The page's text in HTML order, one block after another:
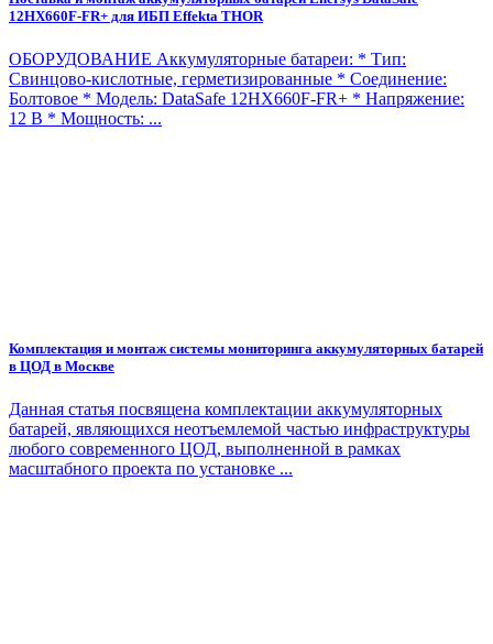
12HX660F-FR+ для ИБП Effekta THOR
ОБОРУДОВАНИЕ Аккумуляторные батареи: * Тип:
Свинцово-кислотные, герметизированные * Соединение:
Болтовое * Модель: DataSafe 12HX660F-FR+ * Напряжение:
12 В * Мощность: ...
Комплектация и монтаж системы мониторинга аккумуляторных батарей
в ЦОД в Москве
Данная статья посвящена комплектации аккумуляторных
батарей, являющихся неотъемлемой частью инфраструктуры
любого современного ЦОД, выполненной в рамках
масштабного проекта по установке ...